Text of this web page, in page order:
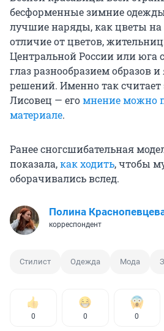
бесформенные зимние
лучшие наряды, как цветы на
отличие от цветов,
Центральной России или юга
глаз разнообразием образов
решений. Именно так
Лисовец — егомнение можно
материале.
Ранее сногсшибательная
показала,как ходить, чтобы
оборачивались вслед.
Полина
корреспондент
Стилист Одежда Мода
0 0 0